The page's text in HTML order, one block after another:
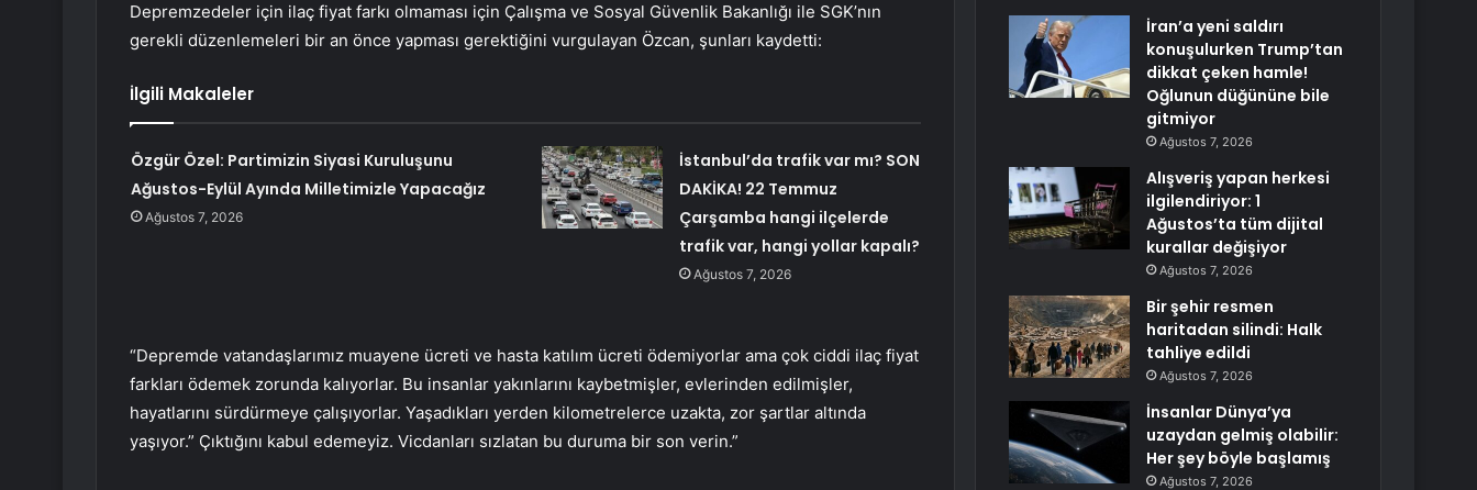
Depremzedeler için ilaç fiyat farkı olmaması için Çalışma ve Sosyal Güvenlik Bakanlığı ile SGK’nın
gerekli düzenlemeleri bir an önce yapması gerektiğini vurgulayan Özcan, şunları kaydetti:
İlgili Makaleler
Özgür Özel: Partimizin Siyasi Kuruluşunu
Ağustos-Eylül Ayında Milletimizle Yapacağız
Ağustos 7, 2026
İstanbul’da trafik var mı? SON
DAKİKA! 22 Temmuz
Çarşamba hangi ilçelerde
trafik var, hangi yollar kapalı?
Ağustos 7, 2026
“Depremde vatandaşlarımız muayene ücreti ve hasta katılım ücreti ödemiyorlar ama çok ciddi ilaç fiyat
farkları ödemek zorunda kalıyorlar. Bu insanlar yakınlarını kaybetmişler, evlerinden edilmişler,
hayatlarını sürdürmeye çalışıyorlar. Yaşadıkları yerden kilometrelerce uzakta, zor şartlar altında
yaşıyor.” Çıktığını kabul edemeyiz. Vicdanları sızlatan bu duruma bir son verin.”
İran’a yeni saldırı
konuşulurken Trump’tan
dikkat çeken hamle!
Oğlunun düğününe bile
gitmiyor
Ağustos 7, 2026
Alışveriş yapan herkesi
ilgilendiriyor: 1
Ağustos’ta tüm dijital
kurallar değişiyor
Ağustos 7, 2026
Bir şehir resmen
haritadan silindi: Halk
tahliye edildi
Ağustos 7, 2026
İnsanlar Dünya’ya
uzaydan gelmiş olabilir:
Her şey böyle başlamış
Ağustos 7, 2026